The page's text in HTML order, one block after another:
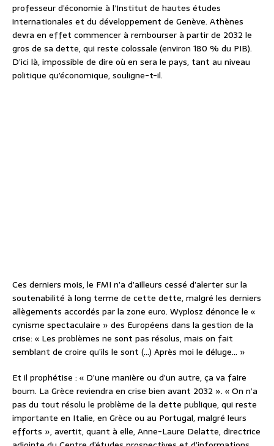
professeur d’économie à l’Institut de hautes études
internationales et du développement de Genève. Athènes
devra en effet commencer à rembourser à partir de 2032 le
gros de sa dette, qui reste colossale (environ 180 % du PIB).
D’ici là, impossible de dire où en sera le pays, tant au niveau
politique qu’économique, souligne-t-il.
Ces derniers mois, le FMI n’a d’ailleurs cessé d’alerter sur la
soutenabilité à long terme de cette dette, malgré les derniers
allègements accordés par la zone euro. Wyplosz dénonce le «
cynisme spectaculaire » des Européens dans la gestion de la
crise: « Les problèmes ne sont pas résolus, mais on fait
semblant de croire qu’ils le sont (…) Après moi le déluge… »
Et il prophétise : « D’une manière ou d’un autre, ça va faire
boum. La Grèce reviendra en crise bien avant 2032 ». « On n’a
pas du tout résolu le problème de la dette publique, qui reste
importante en Italie, en Grèce ou au Portugal, malgré leurs
efforts », avertit, quant à elle, Anne-Laure Delatte, directrice